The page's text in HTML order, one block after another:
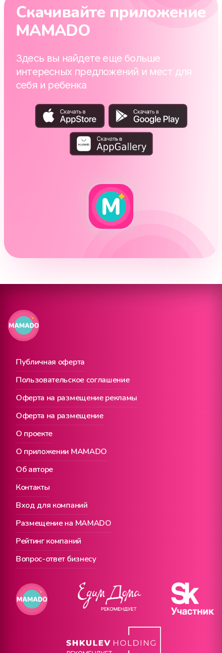
Скачивайте приложение
MAMADO
Здесь вы найдете еще больше
интересных предложений и мест для
себя и ребенка
Публичная оферта
О проекте
Вход для компаний
Пользовательское соглашение
О приложении MAMADO
Размещение на MAMADO
Оферта на размещение рекламы
Об авторе
Рейтинг компаний
Оферта на размещение
Контакты
Вопрос-ответ бизнесу